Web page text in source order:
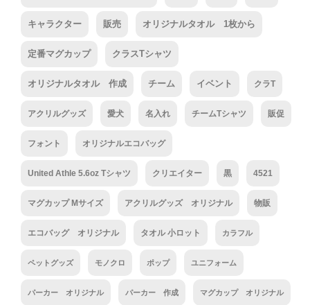
キャラクター 販売 オリジナルタオル 1枚から
定番マグカップ クラスTシャツ
オリジナルタオル 作成 チーム イベント クラT
アクリルグッズ 愛犬 名入れ チームTシャツ 販促
フォント オリジナルエコバッグ
United Athle 5.6oz Tシャツ クリエイター 黒 4521
マグカップ Mサイズ アクリルグッズ オリジナル 物販
エコバッグ オリジナル タオル 小ロット カラフル
ペットグッズ モノクロ ポップ ユニフォーム
パーカー オリジナル パーカー 作成 マグカップ オリジナル